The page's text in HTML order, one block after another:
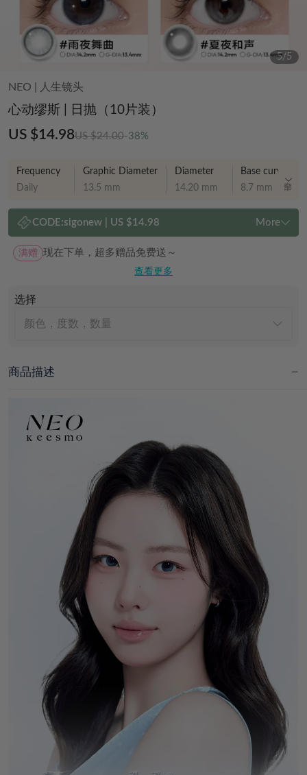
5/5
NEO 人生镜头
心动缪斯 | 日抛（10片装）
US $14.98US $24.00-38%
Frequency
Daily
Graphic Diameter
13.5 mm
Diameter
14.20 mm
Base curve
8.7 mm
CODE:sigonew| US $14.98 More
满赠 现在下单，超多赠品免费送～
查看更多
选择
颜色，度数，数量
商品描述